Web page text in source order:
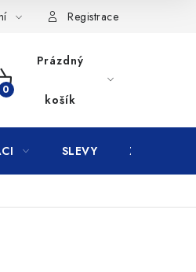
Registrace
Prázdný
košík
SLEVY ZNAČKY